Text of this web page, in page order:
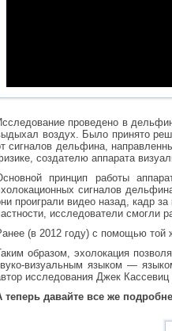
проведено в
воздух. Было принято
сигналов дельфина,
создателю аппарата
принцип работы
сигналов
проиграли видео назад, кадр
исследователи смогли
(в 2012 году) с помощью той
образом, эхолокация
визуальным языком —
исследования Джек
теперь давайте все же